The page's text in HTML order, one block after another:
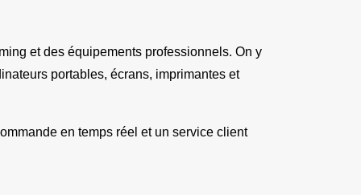
et des équipements professionnels. On y
portables, écrans, imprimantes et
en temps réel et un service client